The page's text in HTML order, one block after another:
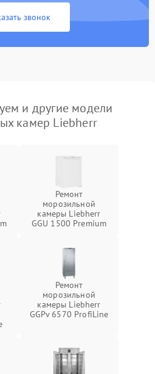
звонок
и другие модели
камер Liebherr
Ремонт
морозильной
камеры Liebherr
GGU 1500 Premium
Ремонт
морозильной
камеры Liebherr
GGPv 6570 ProfiLine